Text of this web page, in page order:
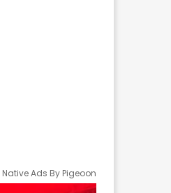
Native Ads By Pigeoon